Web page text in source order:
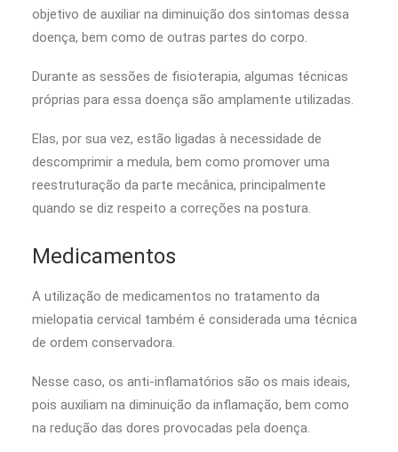
objetivo de auxiliar na diminuição dos sintomas dessa
doença, bem como de outras partes do corpo.
Durante as sessões de fisioterapia, algumas técnicas
próprias para essa doença são amplamente utilizadas.
Elas, por sua vez, estão ligadas à necessidade de
descomprimir a medula, bem como promover uma
reestruturação da parte mecânica, principalmente
quando se diz respeito a correções na postura.
Medicamentos
A utilização de medicamentos no tratamento da
mielopatia cervical também é considerada uma técnica
de ordem conservadora.
Nesse caso, os anti-inflamatórios são os mais ideais,
pois auxiliam na diminuição da inflamação, bem como
na redução das dores provocadas pela doença.